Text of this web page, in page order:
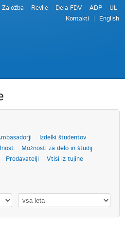
Založba Revije Dela FDV ADP
UL
Kontakti
English
Izdelki študentov
Možnosti za delo in študij
Predavatelji Vtisi iz tujine